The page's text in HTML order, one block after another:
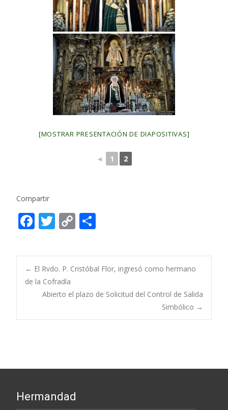
[MOSTRAR PRESENTACIÓN DE DIAPOSITIVAS]
◄ 1 2
Compartir
F
e
b
o
o
k
T
itt
er
C
p
y
Li
n
k
m
p
ar
ti
r
Post
navigation
← El Rvdo. P. Cristóbal Flor, ingresó como hermano
de la Cofradía
Abierto el plazo de Solicitud del Control de Salida
Simbólico →
Hermandad